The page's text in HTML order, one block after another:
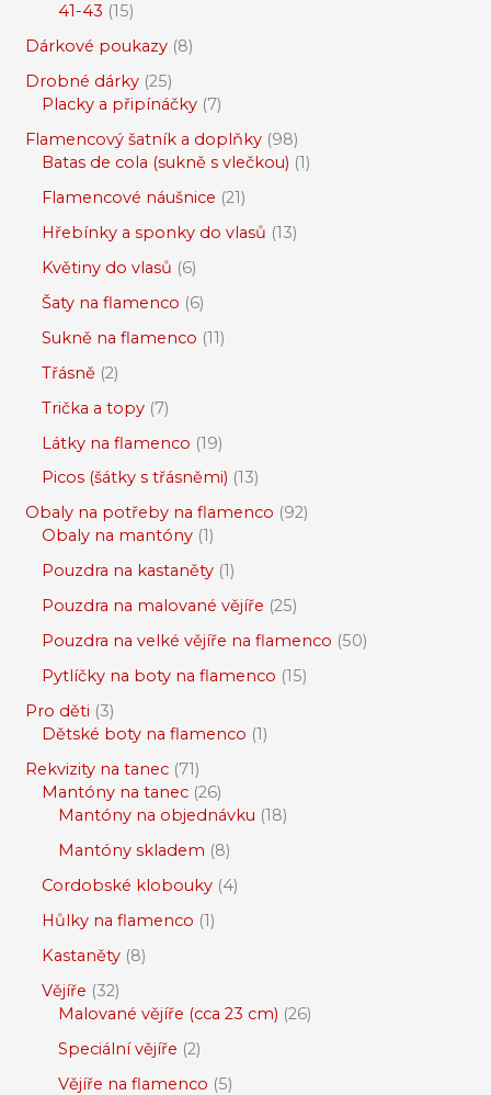
41-43 15
Dárkové poukazy 8
Drobné dárky 25
Placky a připínáčky 7
Flamencový šatník a doplňky 98
Batas de cola (sukně s vlečkou) 1
Flamencové náušnice 21
Hřebínky a sponky do vlasů 13
Květiny do vlasů 6
Šaty na flamenco 6
Sukně na flamenco 11
Třásně 2
Trička a topy 7
Látky na flamenco 19
Picos (šátky s třásněmi) 13
Obaly na potřeby na flamenco 92
Obaly na mantóny 1
Pouzdra na kastaněty 1
Pouzdra na malované vějíře 25
Pouzdra na velké vějíře na flamenco 50
Pytlíčky na boty na flamenco 15
Pro děti 3
Dětské boty na flamenco 1
Rekvizity na tanec 71
Mantóny na tanec 26
Mantóny na objednávku 18
Mantóny skladem 8
Cordobské klobouky 4
Hůlky na flamenco 1
Kastaněty 8
Vějíře 32
Malované vějíře (cca 23 cm) 26
Speciální vějíře 2
Vějíře na flamenco 5